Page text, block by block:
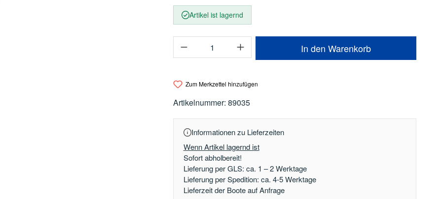
Artikel ist lagernd
Produkt Anzahl: Gib den gewünschten Wert ein
In den Warenkorb
Zum Merkzettel hinzufügen
Artikelnummer: 89035
Informationen zu Lieferzeiten
Wenn Artikel lagernd ist
Sofort abholbereit!
Lieferung per GLS: ca. 1 – 2 Werktage
Lieferung per Spedition: ca. 4-5 Werktage
Lieferzeit der Boote auf Anfrage